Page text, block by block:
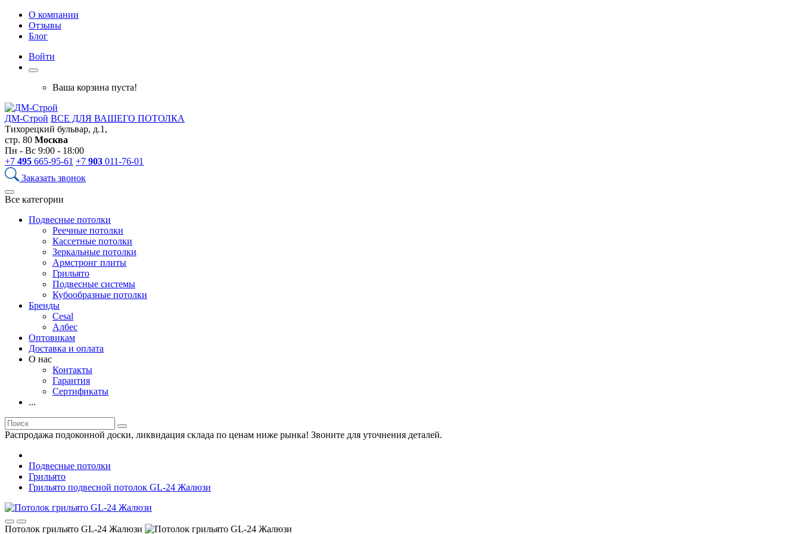
О компании
Отзывы
Блог
Войти
Ваша корзина пуста!
ДМ-Строй ВСЕ ДЛЯ ВАШЕГО ПОТОЛКА
Тихорецкий бульвар, д.1,
стр. 80 Москва
Пн - Вс 9:00 - 18:00
+7 495 665-95-61 +7 903 011-76-01
Заказать звонок
Все категории
Подвесные потолки
Реечные потолки
Кассетные потолки
Зеркальные потолки
Армстронг плиты
Грильято
Подвесные системы
Кубообразные потолки
Бренды
Cesal
Албес
Оптовикам
Доставка и оплата
О нас
Контакты
Гарантия
Сертификаты
...
Распродажа подоконной доски, ликвидация склада по ценам ниже рынка! Звоните для уточнения деталей.
Подвесные потолки
Грильято
Грильято подвесной потолок GL-24 Жалюзи
Потолок грильято GL-24 Жалюзи